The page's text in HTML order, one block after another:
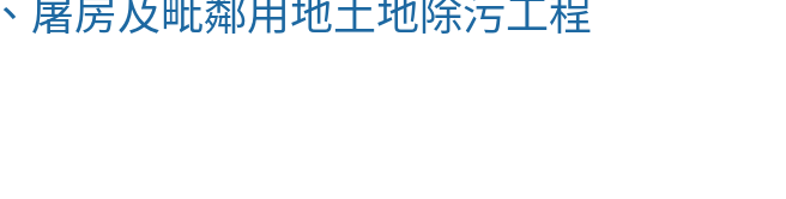
屠房及毗鄰用地土地除污工程